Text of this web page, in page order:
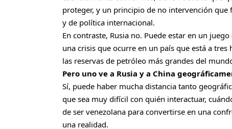
proteger, y un principio de no intervención
y de política internacional.
En contraste, Rusia no. Puede estar en un
una crisis que ocurre en un país que está a
las reservas de petróleo más grandes del
Pero uno ve a Rusia y a China
Sí, puede haber mucha distancia tanto
que sea muy difícil con quién interactuar,
de ser venezolana para convertirse en una
una realidad.